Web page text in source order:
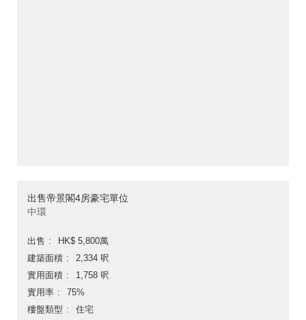
出售帝景閣4房豪宅單位
中環
出售
HK$ 5,800萬
建築面積
2,334 呎
實用面積
1,758 呎
實用率
75%
樓盤類型
住宅